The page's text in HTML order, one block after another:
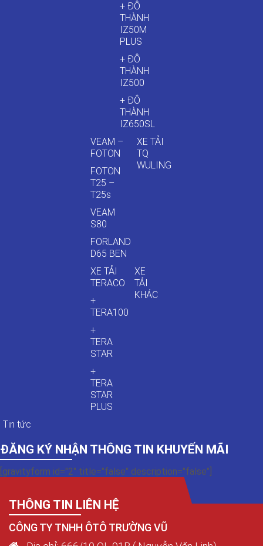
+ ĐÔ
THÀNH
IZ50M
PLUS
+ ĐÔ
THÀNH
IZ500
+ ĐÔ
THÀNH
IZ650SL
VEAM –
FOTON
FOTON
T25 –
T25s
VEAM
S80
FORLAND
D65 BEN
XE TẢI
TQ
WULING
XE TẢI
TERACO
+
TERA100
+
TERA
STAR
+
TERA
STAR
PLUS
XE
TẢI
KHÁC
Tin tức
ĐĂNG KÝ NHẬN THÔNG TIN KHUYẾN MÃI
[gravityform id="2" title="false" description="false"]
THÔNG TIN LIÊN HỆ
CÔNG TY TNHH ÔTÔ TRƯỜNG VŨ